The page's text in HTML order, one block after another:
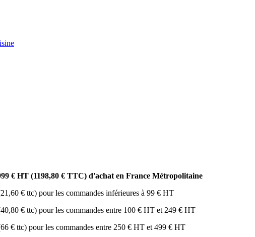
€ HT (1198,80 € TTC) d'achat en France Métropolitaine
€ ttc) pour les commandes inférieures à 99 € HT
€ ttc) pour les commandes entre 100 € HT et 249 € HT
€ ttc) pour les commandes entre 250 € HT et 499 € HT